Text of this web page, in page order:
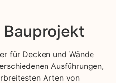
für Decken und Wände
Ausführungen,
Arten von